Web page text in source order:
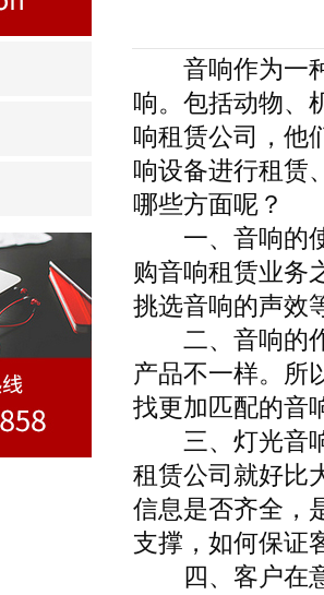
音响作为一种
响。包括动物、
响租赁公司，他
响设备进行租赁
哪些方面呢？
一、音响的使
购音响租赁业务
挑选音响的声效
二、音响的作
产品不一样。所
找更加匹配的音
三、灯光音响
租赁公司就好比
信息是否齐全，
支撑，如何保证
四、客户在意